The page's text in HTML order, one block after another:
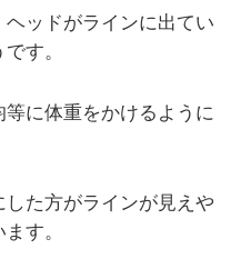
ッドがラインに出てい
す。
に体重をかけるように
た方がラインが見えや
す。